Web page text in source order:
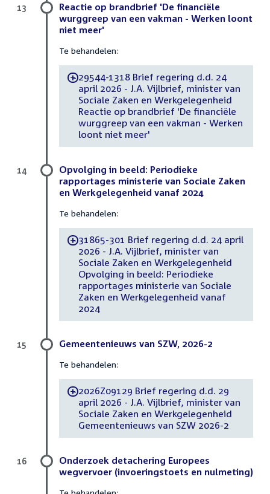
Reactie op brandbrief 'De financiële
wurggreep van een vakman - Werken loont
niet meer'
Te behandelen:
-29544-1318 Brief regering d.d. 24
april 2026 - J.A. Vijlbrief, minister van
Sociale Zaken en Werkgelegenheid
Reactie op brandbrief 'De financiële
wurggreep van een vakman - Werken
loont niet meer'
13
Opvolging in beeld: Periodieke
rapportages ministerie van Sociale Zaken
en Werkgelegenheid vanaf 2024
Te behandelen:
-31865-301 Brief regering d.d. 24 april
2026 - J.A. Vijlbrief, minister van
Sociale Zaken en Werkgelegenheid
Opvolging in beeld: Periodieke
rapportages ministerie van Sociale
Zaken en Werkgelegenheid vanaf
2024
14
Gemeentenieuws van SZW, 2026-2
Te behandelen:
-2026Z09129 Brief regering d.d. 29
april 2026 - J.A. Vijlbrief, minister van
Sociale Zaken en Werkgelegenheid
Gemeentenieuws van SZW 2026-2
15
Onderzoek detachering Europees
wegvervoer (invoeringstoets en nulmeting)
16